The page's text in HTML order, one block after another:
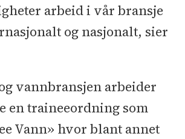
arbeid i vår bransje
og nasjonalt, sier
vannbransjen arbeider
en traineeordning som
Vann» hvor blant annet